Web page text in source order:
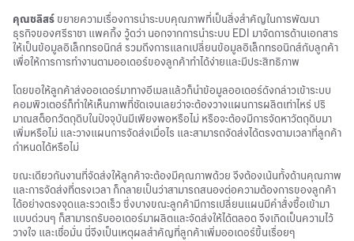
คุณชลิสร์ ขยายความเรื่องการนำระบบคุณภาพที่เป็นสิ่งสำคัญในการพัฒนา
ธุรกิจของศรีราชา แพคกิ้ง วู้ดว่า นอกจากการนำระบบ EDI มาจัดการด้านเอกสาร
ให้เป็นข้อมูลอิเล็กทรอนิกส์ รวมถึงการแลกเปลี่ยนข้อมูลอิเล็กทรอนิกส์กับลูกค้า
เพื่อให้การการทำงานตามออเดอร์ของลูกค้าทำได้ง่ายและมีประสิทธิภาพ
โดยขอให้ลูกค้าส่งออเดอร์มาทางอีเมลแล้วก็นำข้อมูลออเดอร์ดังกล่าวเข้าระบบ
คอมพิวเตอร์ก็ทำให้เห็นภาพที่ชัดเจนเลยว่าจะต้องวางแผนการผลิตเท่าไหร่ ปริ
มาณสต็อกวัตถุดิบในปัจจุบันมีเพียงพอหรือไม่ หรือจะต้องมีการจัดหาวัตถุดิบมา
เพิ่มหรือไม่ และวางแผนการจัดส่งเมื่อไร และสามารถจัดส่งได้ตรงตามเวลาที่ลูกค้า
กำหนดได้หรือไม่
ขณะเดียวกันงานที่จัดส่งให้ลูกค้าจะต้องมีคุณภาพด้วย จึงต้องเน้นทั้งด้านคุณภาพ
และการจัดส่งที่ตรงเวลา ก็กลายเป็นว่าสามารถสนองต่อความต้องการของลูกค้า
ได้อย่างตรงจุดและรวดเร็ว ซึ่งบางขณะลูกค้ามีการเปลี่ยนแผนมีคำสั่งซื้อเข้ามา
แบบด่วนๆ ก็สามารถรับออเดอร์มาผลิตและจัดส่งให้ได้ตลอด จึงเกิดเป็นความไว้
วางใจ และเชื่อมั่น นี่จึงเป็นเหตุผลสำคัญที่ลูกค้าเพิ่มออเดอร์ขึ้นเรื่อยๆ